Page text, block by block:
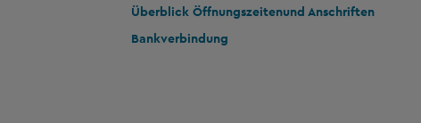
Überblick Öffnungszeitenund Anschriften
Bankverbindung